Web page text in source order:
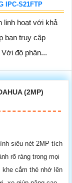
IPC-S21FTP
linh hoạt với khả
bạn truy cập
độ phân...
(2MP)
siêu nét 2MP tích
rõ ràng trong mọi
khe cắm thẻ nhớ lên